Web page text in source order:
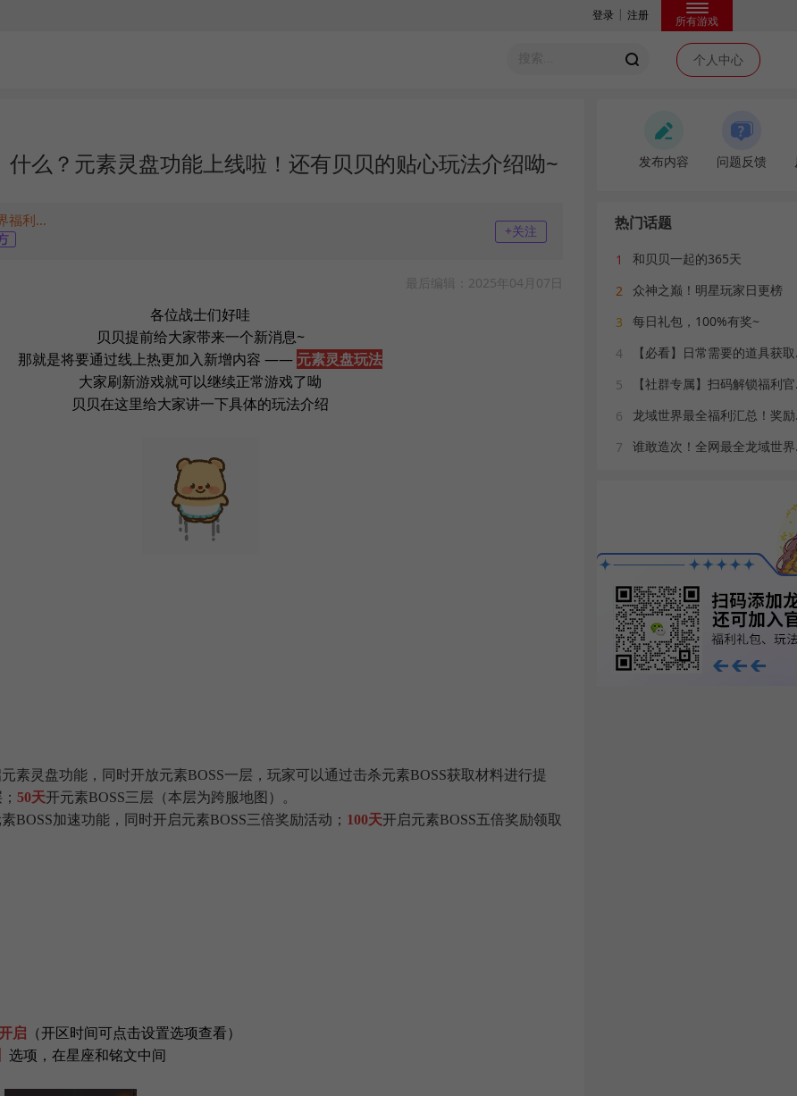
登录 | 注册 所有游戏
个人中心
么？元素灵盘功能上线啦！还有贝贝的贴心玩法介绍呦~
龙贝贝（龙域世界福利官）
+关注
最后编辑：2025年04月07日
各位战士们好哇
贝贝提前给大家带来一个新消息~
那就是将要通过线上热更加入新增内容 —— 元素灵盘玩法
大家刷新游戏就可以继续正常游戏了呦
贝贝在这里给大家讲一下具体的玩法介绍
素灵盘功能，同时开放元素BOSS一层，玩家可以通过击杀元素BOSS获取材料进行提
50天开元素BOSS三层（本层为跨服地图）。
BOSS加速功能，同时开启元素BOSS三倍奖励活动； 100天开启元素BOSS五倍奖励领取
启 （开区时间可点击设置选项查看）
选项，在星座和铭文中间
发布内容 问题反馈
热门话题
1
和贝贝一起的365天
2
众神之巅！明星玩家日更榜
3
每日礼包，100%有奖~
4
【
5
【
6
龙
7
谁